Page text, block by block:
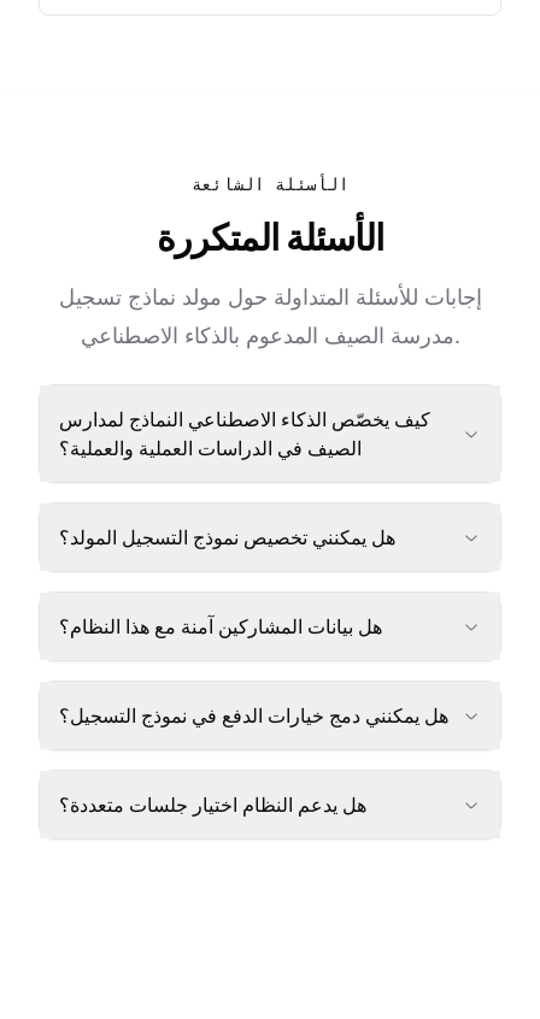
الأسئلة الشائعة
الأسئلة المتكررة
إجابات للأسئلة المتداولة حول مولد نماذج تسجيل
مدرسة الصيف المدعوم بالذكاء الاصطناعي.
كيف يخصّص الذكاء الاصطناعي النماذج لمدارس
الصيف في الدراسات العملية والعملية؟
هل يمكنني تخصيص نموذج التسجيل المولد؟
هل بيانات المشاركين آمنة مع هذا النظام؟
هل يمكنني دمج خيارات الدفع في نموذج التسجيل؟
هل يدعم النظام اختيار جلسات متعددة؟